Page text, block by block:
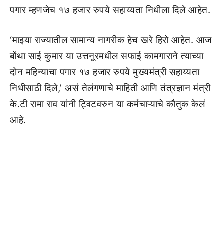
पगार म्हणजेच १७ हजार रुपये सहाय्यता निधीला दिले आहेत.
‘माझ्या राज्यातील सामान्य नागरीक हेच खरे हिरो आहेत. आज
बोंथा साई कुमार या उत्तनूरमधील सफाई कामगाराने त्याच्या
दोन महिन्याचा पगार १७ हजार रुपये मुख्यमंत्री सहाय्यता
निधीसाठी दिले,’ असं तेलंगणाचे माहिती आणि तंत्रज्ञान मंत्री
के.टी रामा राव यांनी ट्विटवरुन या कर्मचाऱ्याचे कौतुक केलं
आहे.